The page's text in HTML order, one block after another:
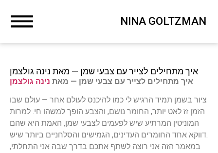
NINA GOLTZMAN
איך מתחילים לצייר עם צבעי שמן — מאת נינה גולצמן
איך מתחילים לצייר עם צבעי שמן — מאת נינה גולצמן
ציור בשמן תמיד הרגיש לי כמו להיכנס לעולם אחר — עולם שבו
הזמן זז לאט יותר, החומר נושם, והצבע הופך למשהו חי. למרות
המוניטין המרתיע שיש לפעמים לצבעי שמן, האמת היא שהם
דווקא אחד החומרים העדינים, הגמישים והסלחניים ביותר שיש.
במאמר הזה אני רוצה לשתף אתכם בדרך שבה אני התחלתי,